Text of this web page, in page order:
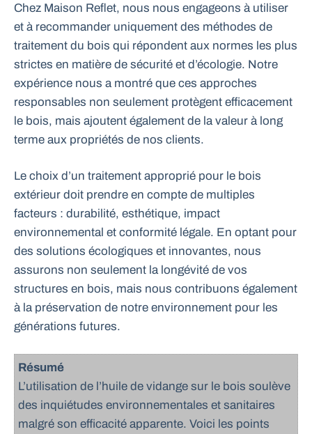
Chez Maison Reflet, nous nous engageons à utiliser
et à recommander uniquement des méthodes de
traitement du bois qui répondent aux normes les plus
strictes en matière de sécurité et d’écologie. Notre
expérience nous a montré que ces approches
responsables non seulement protègent efficacement
le bois, mais ajoutent également de la valeur à long
terme aux propriétés de nos clients.
Le choix d’un traitement approprié pour le bois
extérieur doit prendre en compte de multiples
facteurs : durabilité, esthétique, impact
environnemental et conformité légale. En optant pour
des solutions écologiques et innovantes, nous
assurons non seulement la longévité de vos
structures en bois, mais nous contribuons également
à la préservation de notre environnement pour les
générations futures.
Résumé
L’utilisation de l’huile de vidange sur le bois soulève
des inquiétudes environnementales et sanitaires
malgré son efficacité apparente. Voici les points